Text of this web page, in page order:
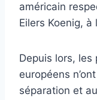
américain
Eilers Koenig, à
Depuis lors, les
européens
séparation et